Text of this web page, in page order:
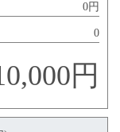
0円
0
円